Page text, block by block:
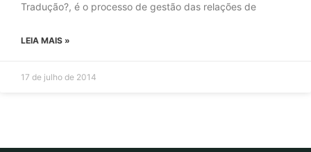
Tradução?, é o processo de gestão das relações de
LEIA MAIS »
17 de julho de 2014